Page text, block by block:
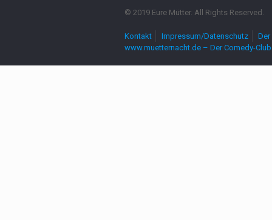
© 2019 Eure Mütter. All Rights Reserved.
Kontakt Impressum/Datenschutz
www.muetternacht.de – Der Comedy-Club